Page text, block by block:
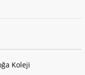
Koleji